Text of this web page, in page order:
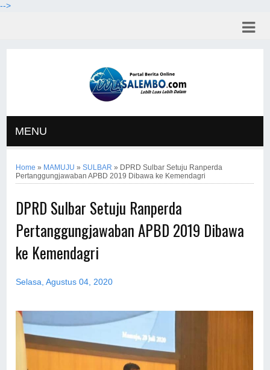
-->
MENU
Home » MAMUJU »SULBAR » DPRD Sulbar Setuju Ranperda
Pertanggungjawaban APBD 2019 Dibawa ke Kemendagri
DPRD Sulbar Setuju Ranperda
Pertanggungjawaban APBD 2019 Dibawa
ke Kemendagri
Selasa, Agustus 04, 2020